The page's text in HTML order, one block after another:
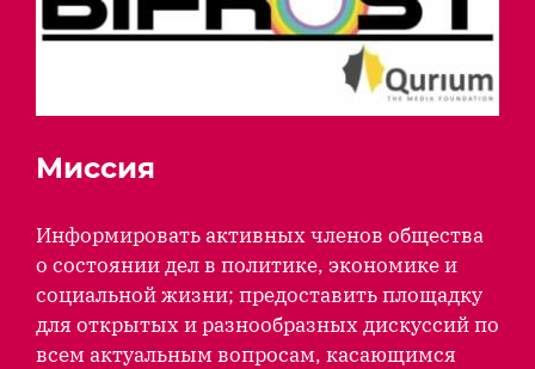
Миссия
Информировать активных членов общества
о состоянии дел в политике, экономике и
социальной жизни; предоставить площадку
для открытых и разнообразных дискуссий по
всем актуальным вопросам, касающимся